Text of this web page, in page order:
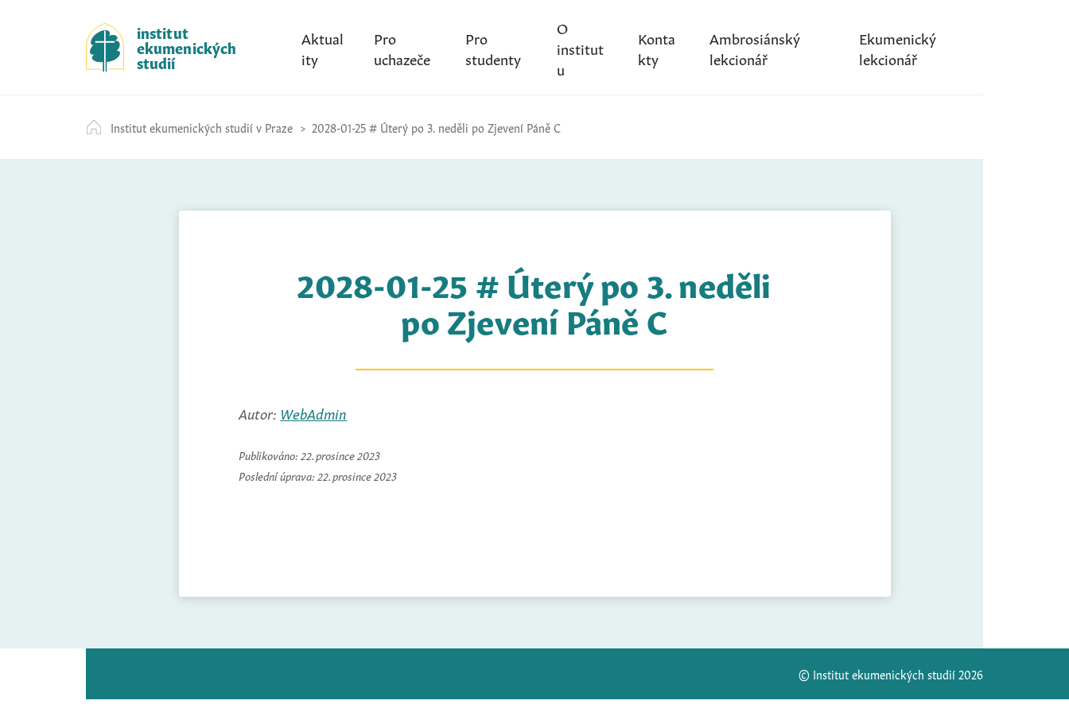
k
i
p
t
c
o
institut
ekumenických
studií
Aktual
ity
Pro
uchazeče
Pro
studenty
O
institut
u
Konta
kty
Ambrosiánský
lekcionář
Ekumenický
lekcionář
Institut ekumenických studií v Praze 2028-01-25 # Úterý po 3. neděli po Zjevení Páně C
2028-01-25 # Úterý po 3. neděli
po Zjevení Páně C
Autor: WebAdmin
Publikováno: 22. prosince 2023
Poslední úprava: 22. prosince 2023
© Institut ekumenických studií 2026